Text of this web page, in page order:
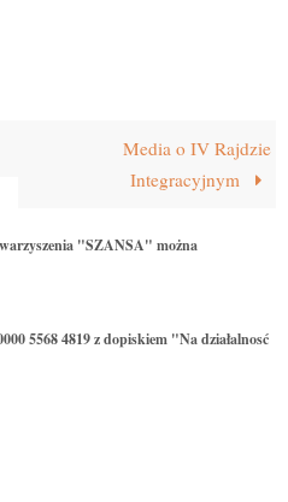
Media o IV Rajdzie
Integracyjnym
"SZANSA" można
5568 4819 z dopiskiem "Na działalnosć